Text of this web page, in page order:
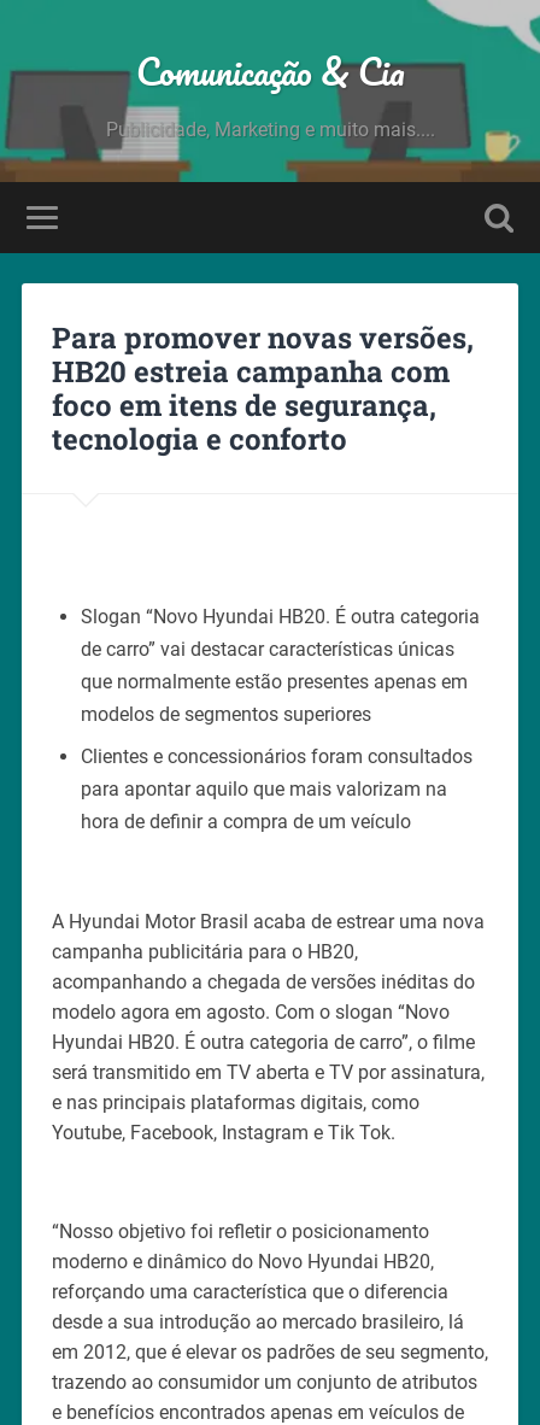
Comunicação & Cia
Publicidade, Marketing e muito mais....
Para promover novas versões,
HB20 estreia campanha com
foco em itens de segurança,
tecnologia e conforto
Slogan “Novo Hyundai HB20. É outra categoria
de carro” vai destacar características únicas
que normalmente estão presentes apenas em
modelos de segmentos superiores
Clientes e concessionários foram consultados
para apontar aquilo que mais valorizam na
hora de definir a compra de um veículo
A Hyundai Motor Brasil acaba de estrear uma nova
campanha publicitária para o HB20,
acompanhando a chegada de versões inéditas do
modelo agora em agosto. Com o slogan “Novo
Hyundai HB20. É outra categoria de carro”, o filme
será transmitido em TV aberta e TV por assinatura,
e nas principais plataformas digitais, como
Youtube, Facebook, Instagram e Tik Tok.
“Nosso objetivo foi refletir o posicionamento
moderno e dinâmico do Novo Hyundai HB20,
reforçando uma característica que o diferencia
desde a sua introdução ao mercado brasileiro, lá
em 2012, que é elevar os padrões de seu segmento,
trazendo ao consumidor um conjunto de atributos
e benefícios encontrados apenas em veículos de